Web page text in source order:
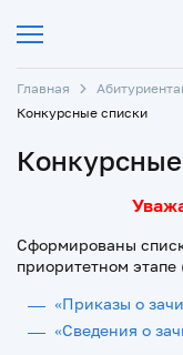
Главная
Конкурсные списки
Сформированы
приоритетном этапе
«Приказы о
«Сведения о